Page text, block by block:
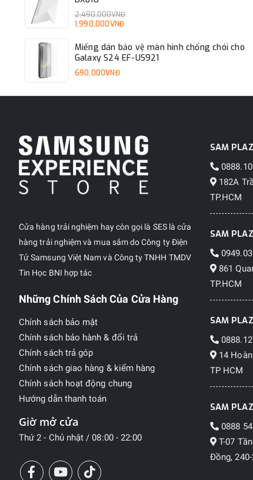
2,490,000VNĐ
1,990,000VNĐ
Miếng dán bảo vệ màn hình chống chói cho
Galaxy S24 EF-US921
690,000VNĐ
Cửa hàng trải nghiệm hay còn gọi là SES là cửa
hàng trải nghiệm và mua sắm do Công ty Điện
Tử Samsung Việt Nam và Công ty TNHH TMDV
Tin Học BNI hợp tác
Những Chính Sách Của Cửa Hàng
Chính sách bảo mật
Chính sách bảo hành & đổi trả
Chính sách trả góp
Chính sách giao hàng & kiểm hàng
Chính sách hoạt động chung
Hướng dẫn thanh toán
Giờ mở cửa
Thứ 2 - Chủ nhật / 08:00 - 22:00
SAM
182A
TP.HCM
SAM
861
TP.HCM
SAM
14
TP HCM
SAM
0888
T-07
Đồng,